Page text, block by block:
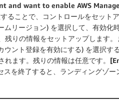
and want to enable AWS
ることで、コントロールをセット
ムリージョン) を選択して、有効化
りの情報をセットアップします
ウント登録を有効にする) を選択す
ます。残りの情報は任意です。
を終了すると、ランディングゾー